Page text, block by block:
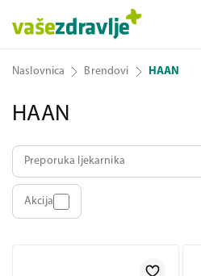
Naslovnica Brendovi HAAN
HAAN
Akcija
Preporuka ljekarnika